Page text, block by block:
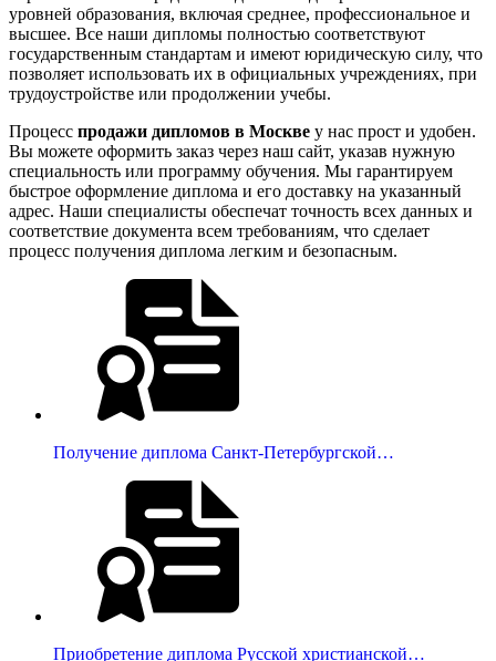
уровней образования, включая среднее, профессиональное и
высшее. Все наши дипломы полностью соответствуют
государственным стандартам и имеют юридическую силу, что
позволяет использовать их в официальных учреждениях, при
трудоустройстве или продолжении учебы.
Процесс продажи дипломов в Москве у нас прост и удобен.
Вы можете оформить заказ через наш сайт, указав нужную
специальность или программу обучения. Мы гарантируем
быстрое оформление диплома и его доставку на указанный
адрес. Наши специалисты обеспечат точность всех данных и
соответствие документа всем требованиям, что сделает
процесс получения диплома легким и безопасным.
Получение диплома Санкт-Петербургской…
Приобретение диплома Русской христианской…